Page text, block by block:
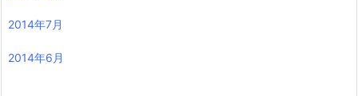
2014年7月
2014年6月